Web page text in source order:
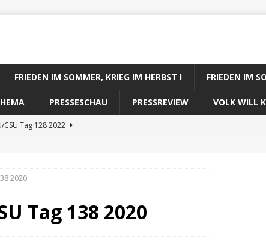
FRIEDEN IM SOMMER, KRIEG IM HERBST I FRIEDEN IM
PRESSESCHAU PRESSREVIEW VOLK WILL
Tag 128 2022
Tag 128 2022
2020
Tag 138 2020